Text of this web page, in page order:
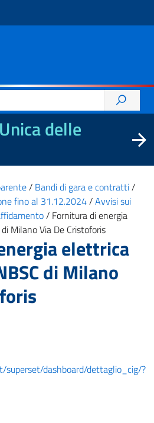
delle
/ Bandi di gara e contratti/
fino al 31.12.2024/Avvisi sui
/ Fornitura di energia
Milano Via De Cristoforis
elettrica
di Milano
superset/dashboard/dettaglio_cig/?